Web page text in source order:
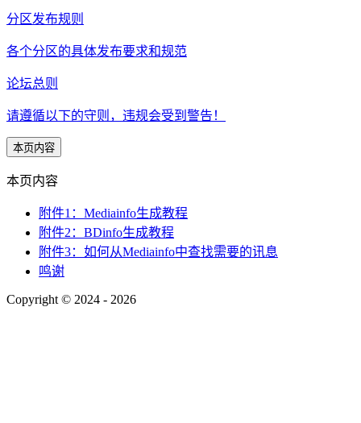
分区发布规则
各个分区的具体发布要求和规范
论坛总则
请遵循以下的守则，违规会受到警告！
本页内容
本页内容
附件1：Mediainfo生成教程
附件2：BDinfo生成教程
附件3：如何从Mediainfo中查找需要的讯息
鸣谢
Copyright © 2024 - 2026